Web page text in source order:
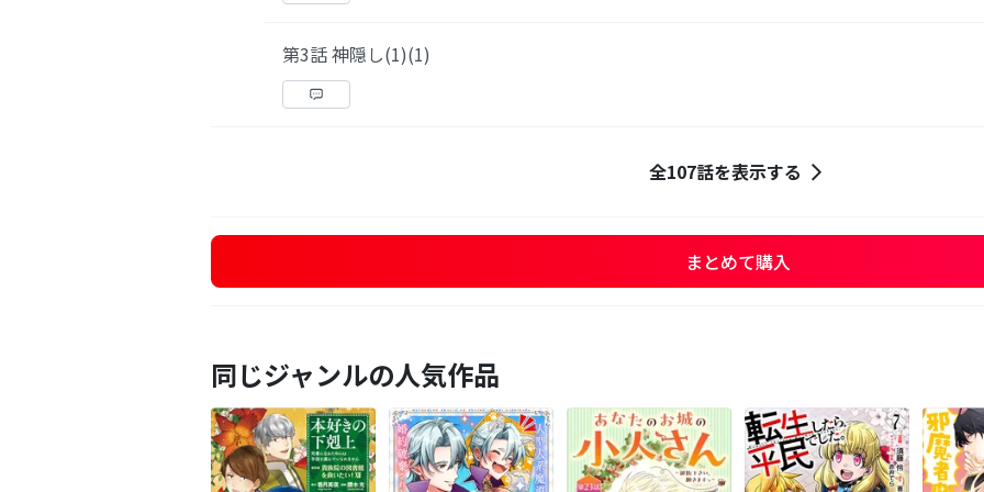
第3話 神隠し(1)(1)
全107話を表示する
まとめて購入
同じジャンルの人気作品